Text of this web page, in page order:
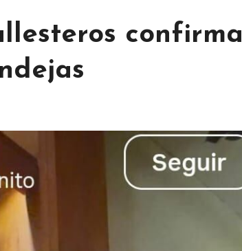
confirma